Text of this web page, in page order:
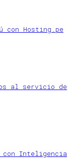
con Hosting.pe
al servicio de
con Inteligencia